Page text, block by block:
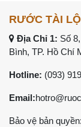
RƯỚC TÀI
Địa Chỉ 1: Số
Bình, TP. Hồ Chí
Hotline: (093)
Email:
Bảo vệ bản quyền: